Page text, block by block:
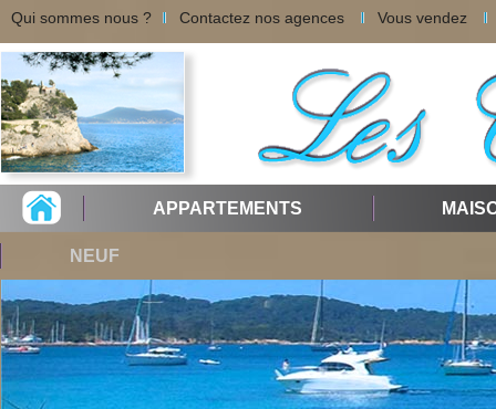
Qui sommes nous ? Contactez nos agences Vous vendez
APPARTEMENTS
NEUF